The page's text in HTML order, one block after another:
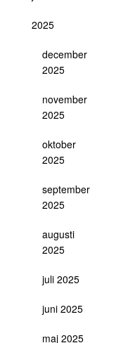
2025
december
2025
november
2025
oktober
2025
september
2025
augusti
2025
juli 2025
juni 2025
maj 2025